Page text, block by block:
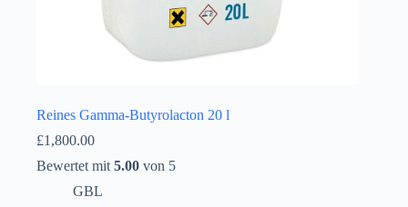
Reines Gamma-Butyrolacton 20 l
£1,800.00
Bewertet mit 5.00 von 5
GBL